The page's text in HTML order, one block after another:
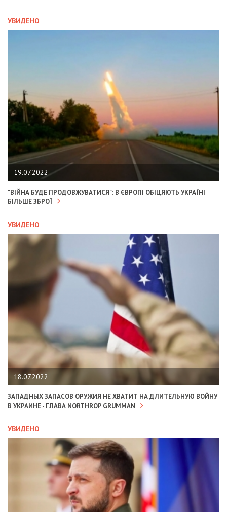
УВИДЕНО
19.07.2022
"ВІЙНА БУДЕ ПРОДОВЖУВАТИСЯ": В ЄВРОПІ ОБІЦЯЮТЬ УКРАЇНІ
БІЛЬШЕ ЗБРОЇ
УВИДЕНО
18.07.2022
ЗАПАДНЫХ ЗАПАСОВ ОРУЖИЯ НЕ ХВАТИТ НА ДЛИТЕЛЬНУЮ ВОЙНУ
В УКРАИНЕ - ГЛАВА NORTHROP GRUMMAN
УВИДЕНО